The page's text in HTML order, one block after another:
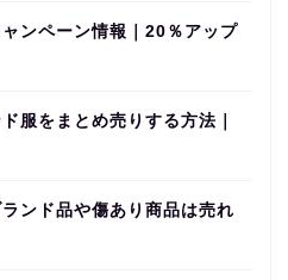
ンペーン情報｜20％アップ
服をまとめ売りする方法｜
ンド品や傷あり商品は売れ